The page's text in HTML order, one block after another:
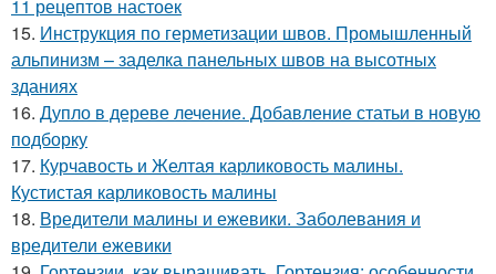
11 рецептов настоек
15. Инструкция по герметизации швов. Промышленный
альпинизм – заделка панельных швов на высотных
зданиях
16. Дупло в дереве лечение. Добавление статьи в новую
подборку
17. Курчавость и Желтая карликовость малины.
Кустистая карликовость малины
18. Вредители малины и ежевики. Заболевания и
вредители ежевики